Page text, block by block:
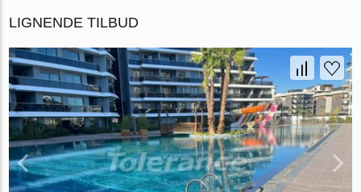
LIGNENDE TILBUD